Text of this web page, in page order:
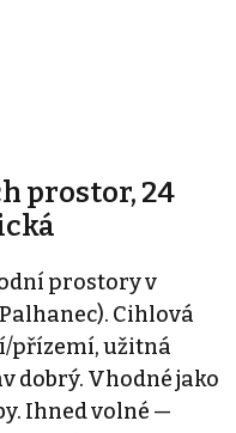
prostor, 24
prostory v
Cihlová
přízemí, užitná
dobrý. Vhodné jako
Ihned volné —